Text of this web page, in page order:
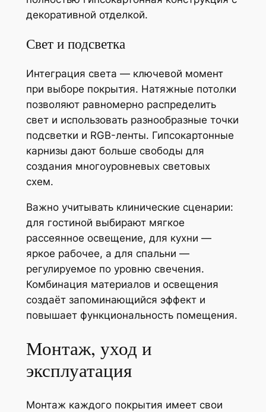
декоративной отделкой.
Свет и подсветка
Интеграция света — ключевой момент
при выборе покрытия. Натяжные потолки
позволяют равномерно распределить
свет и использовать разнообразные точки
подсветки и RGB-ленты. Гипсокартонные
карнизы дают больше свободы для
создания многоуровневых световых
схем.
Важно учитывать клинические сценарии:
для гостиной выбирают мягкое
рассеянное освещение, для кухни —
яркое рабочее, а для спальни —
регулируемое по уровню свечения.
Комбинация материалов и освещения
создаёт запоминающийся эффект и
повышает функциональность помещения.
Монтаж, уход и
эксплуатация
Монтаж каждого покрытия имеет свои